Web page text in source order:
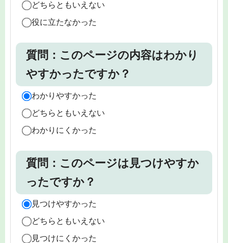
どちらともいえない
役に立たなかった
質問：このページの内容はわかり
やすかったですか？
わかりやすかった
どちらともいえない
わかりにくかった
質問：このページは見つけやすか
ったですか？
見つけやすかった
どちらともいえない
見つけにくかった